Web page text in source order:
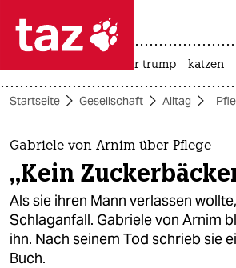
 taz zahl ich
taz zahl ich
themen
politik
öko
gesellschaft
usa unter trump katzen
Startseite Gesellschaft Alltag
Gabriele von Arnim über Pflege
„Kein
Als sie ihren Mann verlassen
Schlaganfall. Gabriele von Arnim
ihn. Nach seinem Tod schrieb sie
Buch.